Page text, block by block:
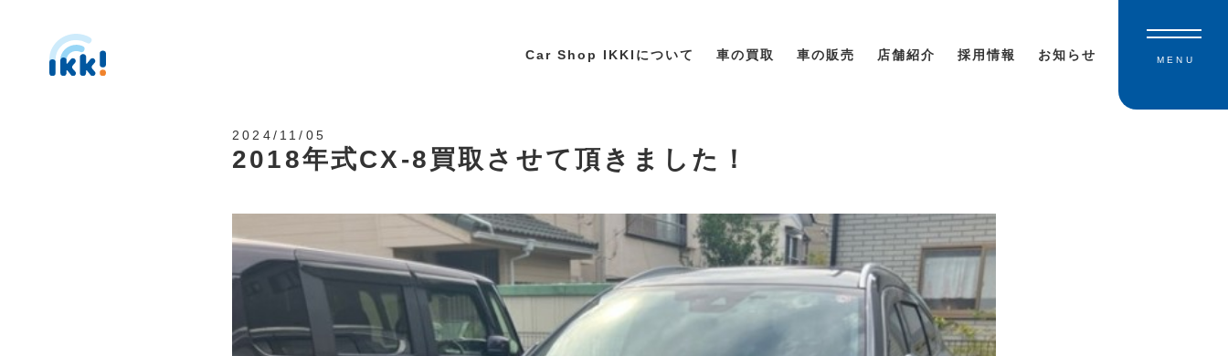
Car Shop IKKIについて 車の買取 車の販売 店舗紹介 採用情報 お知らせ MENU
2024/11/05
2018年式CX-8買取させて頂きました！